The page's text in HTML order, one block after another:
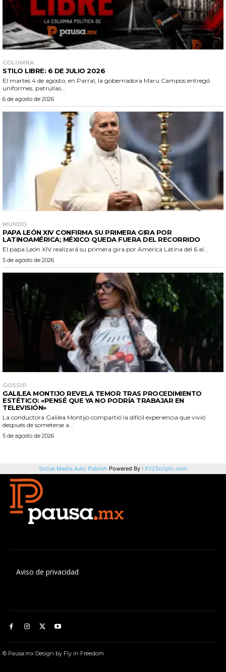
Aviso de privacidad
© Pausa.mx Design by Fly in Freedom